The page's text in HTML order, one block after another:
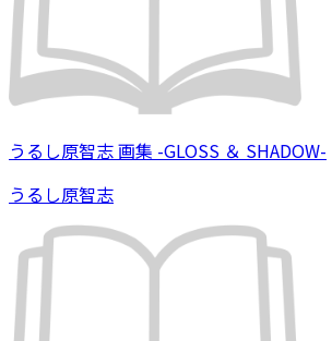
うるし原智志 画集 -GLOSS ＆ SHADOW-
うるし原智志